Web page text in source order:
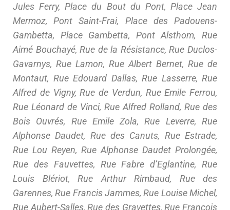
Jules Ferry, Place du Bout du Pont, Place Jean
Mermoz, Pont Saint-Frai, Place des Padouens-
Gambetta, Place Gambetta, Pont Alsthom, Rue
Aimé Bouchayé, Rue de la Résistance, Rue Duclos-
Gavarnys, Rue Lamon, Rue Albert Bernet, Rue de
Montaut, Rue Edouard Dallas, Rue Lasserre, Rue
Alfred de Vigny, Rue de Verdun, Rue Emile Ferrou,
Rue Léonard de Vinci, Rue Alfred Rolland, Rue des
Bois Ouvrés, Rue Emile Zola, Rue Leverre, Rue
Alphonse Daudet, Rue des Canuts, Rue Estrade,
Rue Lou Reyen, Rue Alphonse Daudet Prolongée,
Rue des Fauvettes, Rue Fabre d’Eglantine, Rue
Louis Blériot, Rue Arthur Rimbaud, Rue des
Garennes, Rue Francis Jammes, Rue Louise Michel,
Rue Aubert-Salles, Rue des Gravettes, Rue François